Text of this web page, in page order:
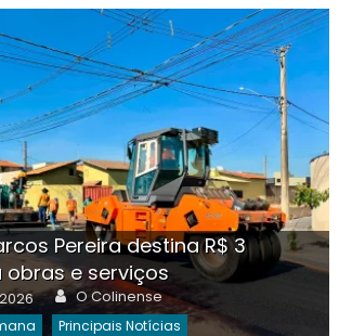
Pereira destina R$ 3
obras e serviços
Author
O Colinense
Principais Notícias